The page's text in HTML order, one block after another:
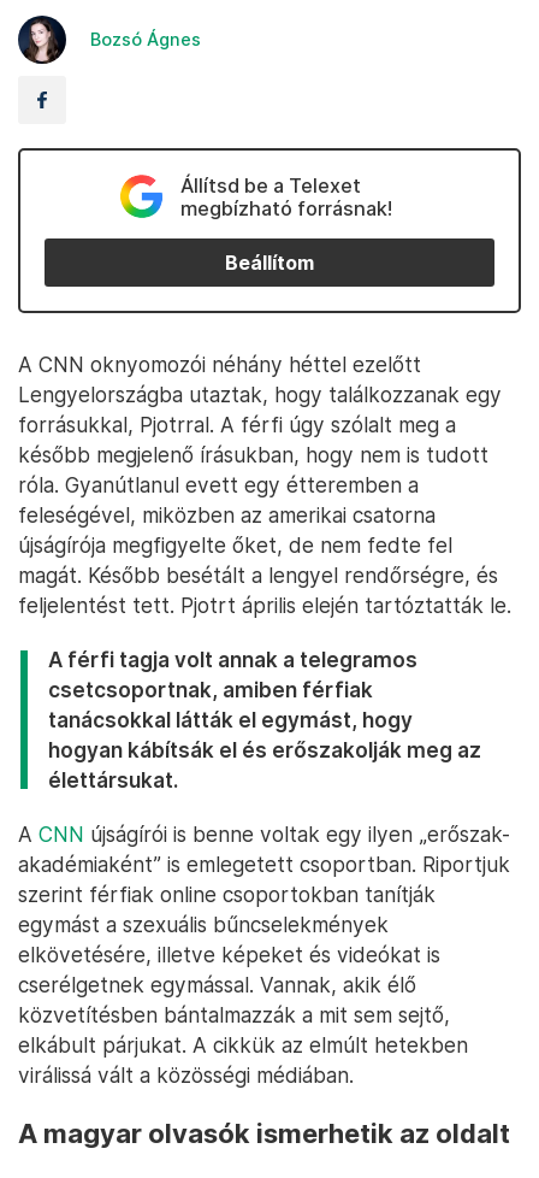
Bozsó Ágnes
Állítsd be a Telexet
megbízható forrásnak!
Beállítom
A CNN oknyomozói néhány héttel ezelőtt
Lengyelországba utaztak, hogy találkozzanak egy
forrásukkal, Pjotrral. A férfi úgy szólalt meg a
később megjelenő írásukban, hogy nem is tudott
róla. Gyanútlanul evett egy étteremben a
feleségével, miközben az amerikai csatorna
újságírója megfigyelte őket, de nem fedte fel
magát. Később besétált a lengyel rendőrségre, és
feljelentést tett. Pjotrt április elején tartóztatták le.
A férfi tagja volt annak a telegramos
csetcsoportnak, amiben férfiak
tanácsokkal látták el egymást, hogy
hogyan kábítsák el és erőszakolják meg az
élettársukat.
A CNN újságírói is benne voltak egy ilyen „erőszak-
akadémiaként” is emlegetett csoportban. Riportjuk
szerint férfiak online csoportokban tanítják
egymást a szexuális bűncselekmények
elkövetésére, illetve képeket és videókat is
cserélgetnek egymással. Vannak, akik élő
közvetítésben bántalmazzák a mit sem sejtő,
elkábult párjukat. A cikkük az elmúlt hetekben
virálissá vált a közösségi médiában.
A magyar olvasók ismerhetik az oldalt